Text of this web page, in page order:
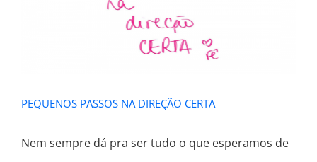
PEQUENOS PASSOS NA DIREÇÃO CERTA
Nem sempre dá pra ser tudo o que esperamos de